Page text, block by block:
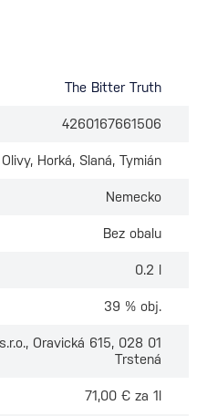
Chocolate 0,2l
The Bitter Truth
4260167661506
Horká, Slaná, Tymián
Nemecko
Bez obalu
0.2 l
39 % obj.
Oravická 615, 028 01
Trstená
71,00 € za 1l